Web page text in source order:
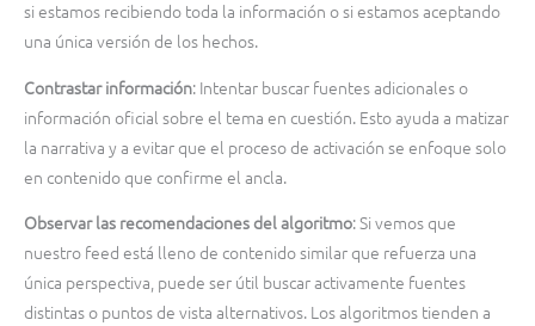
si estamos recibiendo toda la información o si estamos aceptando
una única versión de los hechos.
Contrastar información: Intentar buscar fuentes adicionales o
información oficial sobre el tema en cuestión. Esto ayuda a matizar
la narrativa y a evitar que el proceso de activación se enfoque solo
en contenido que confirme el ancla.
Observar las recomendaciones del algoritmo: Si vemos que
nuestro feed está lleno de contenido similar que refuerza una
única perspectiva, puede ser útil buscar activamente fuentes
distintas o puntos de vista alternativos. Los algoritmos tienden a